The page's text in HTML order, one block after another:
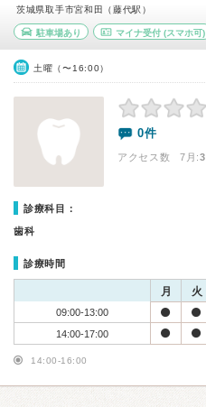
茨城県取手市宮和田（藤代駅）
駐車場あり マイナ受付(スマホ可)
土曜（〜16:00）
0件
アクセス数 7月:3
診療科目：
歯科
診療時間
月 火
09:00-13:00
14:00-17:00
14:00-16:00